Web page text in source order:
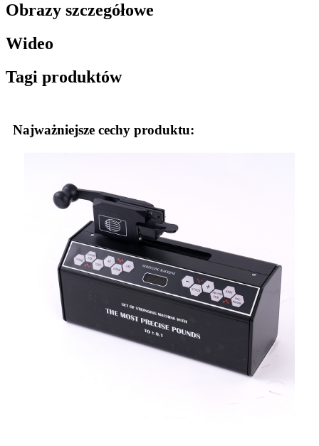
Obrazy szczegółowe
Wideo
Tagi produktów
Najważniejsze cechy produktu: